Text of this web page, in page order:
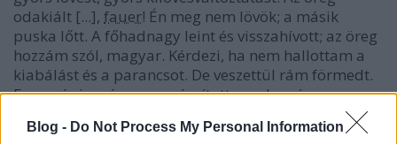
Blog - Do Not Process My Personal Information
odakiált [...], fauer! Én meg nem lövök; a másik
puska lőtt. A főhadnagy leint és visszahívott; az öreg
hozzám szól, magyar. Kérdezi, ha nem hallottam a
kiabálást és a parancsot. De veszettül rám förmedt.
Erre már igazán nem számítottam, de még a
főhadnagy sem. A főhadnagy vágott szemmel, hogy
feleljek meg neki. Én felelek neki: alázattal jelentem,